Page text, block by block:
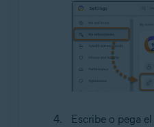
Escribe o pega el